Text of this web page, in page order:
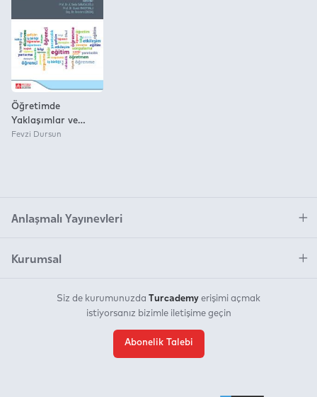
Öğretimde
Yaklaşımlar ve
Eğitime
Fevzi Dursun
Anlaşmalı Yayınevleri
Kurumsal
Siz de kurumunuzda Turcademy erişimi açmak
istiyorsanız bizimle iletişime geçin
Abonelik Talebi